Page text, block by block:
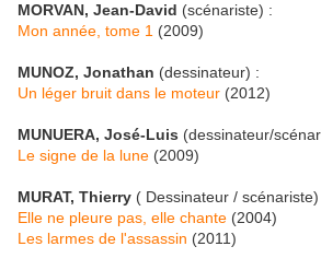
MORVAN, Jean-David (scénariste) :
Mon année, tome 1 (2009)
MUNOZ, Jonathan (dessinateur) :
Un léger bruit dans le moteur (2012)
MUNUERA, José-Luis (dessinateur/
Le signe de la lune (2009)
MURAT, Thierry ( Dessinateur / scénariste)
Elle ne pleure pas, elle chante (2004)
Les larmes de l'assassin (2011)